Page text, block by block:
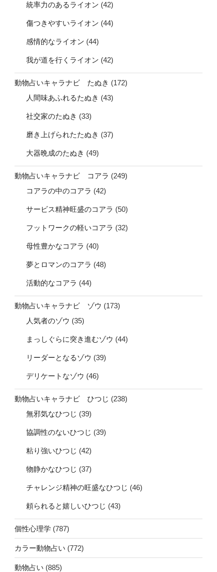
統率力のあるライオン (42)
傷つきやすいライオン (44)
感情的なライオン (44)
我が道を行くライオン (42)
動物占いキャラナビ たぬき (172)
人間味あふれるたぬき (43)
社交家のたぬき (33)
磨き上げられたたぬき (37)
大器晩成のたぬき (49)
動物占いキャラナビ コアラ (249)
コアラの中のコアラ (42)
サービス精神旺盛のコアラ (50)
フットワークの軽いコアラ (32)
母性豊かなコアラ (40)
夢とロマンのコアラ (48)
活動的なコアラ (44)
動物占いキャラナビ ゾウ (173)
人気者のゾウ (35)
まっしぐらに突き進むゾウ (44)
リーダーとなるゾウ (39)
デリケートなゾウ (46)
動物占いキャラナビ ひつじ (238)
無邪気なひつじ (39)
協調性のないひつじ (39)
粘り強いひつじ (42)
物静かなひつじ (37)
チャレンジ精神の旺盛なひつじ (46)
頼られると嬉しいひつじ (43)
個性心理学 (787)
カラー動物占い (772)
動物占い (885)